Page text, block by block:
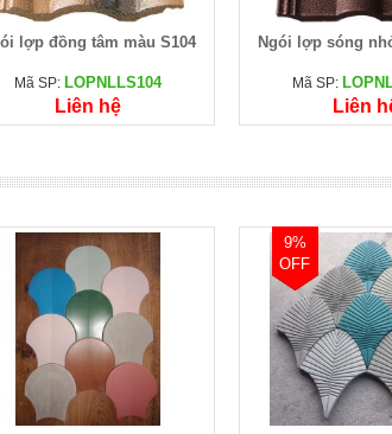
lợp đồng tâm màu S104
Mã SP: LOPNLLS104
Liên hệ
Ngói lợp sóng
Mã SP:
Liên
9%
OFF